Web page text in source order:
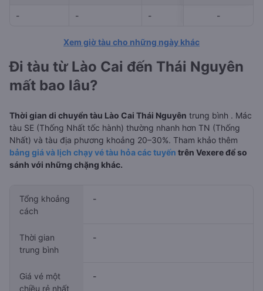
- - - --
-
Xem giờ tàu cho những ngày khác
Đi tàu từ Lào Cai đến Thái Nguyên
mất bao lâu?
Thời gian di chuyển tàu Lào Cai Thái Nguyên trung bình . Mác
tàu SE (Thống Nhất tốc hành) thường nhanh hơn TN (Thống
Nhất) và tàu địa phương khoảng 20–30%. Tham khảo thêm
bảng giá và lịch chạy vé tàu hỏa các tuyến trên Vexere để so
sánh với những chặng khác.
Tổng khoảng
cách
-
Thời gian
trung bình
-
Giá vé một
chiều rẻ nhất
-